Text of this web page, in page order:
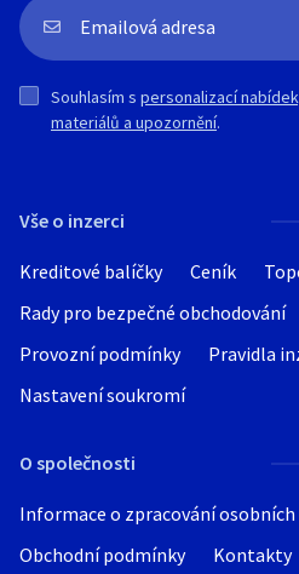
Vše o inzerci
Kreditové balíčky Ceník
Rady pro bezpečné obchodování
Provozní podmínky
Pravidla
Nastavení soukromí
O společnosti
Informace o zpracování osobních
Obchodní podmínky
Kontakty
Souhlasím s personalizací
materiálů a upozornění.